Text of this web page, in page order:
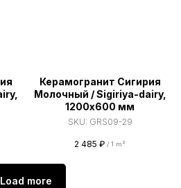
Керамогранит Сигирия
Молочный / Sigiriya-dairy,
1200х600 мм
SKU: GRS09-29
2 485 ₽ / 1 m²
Load more